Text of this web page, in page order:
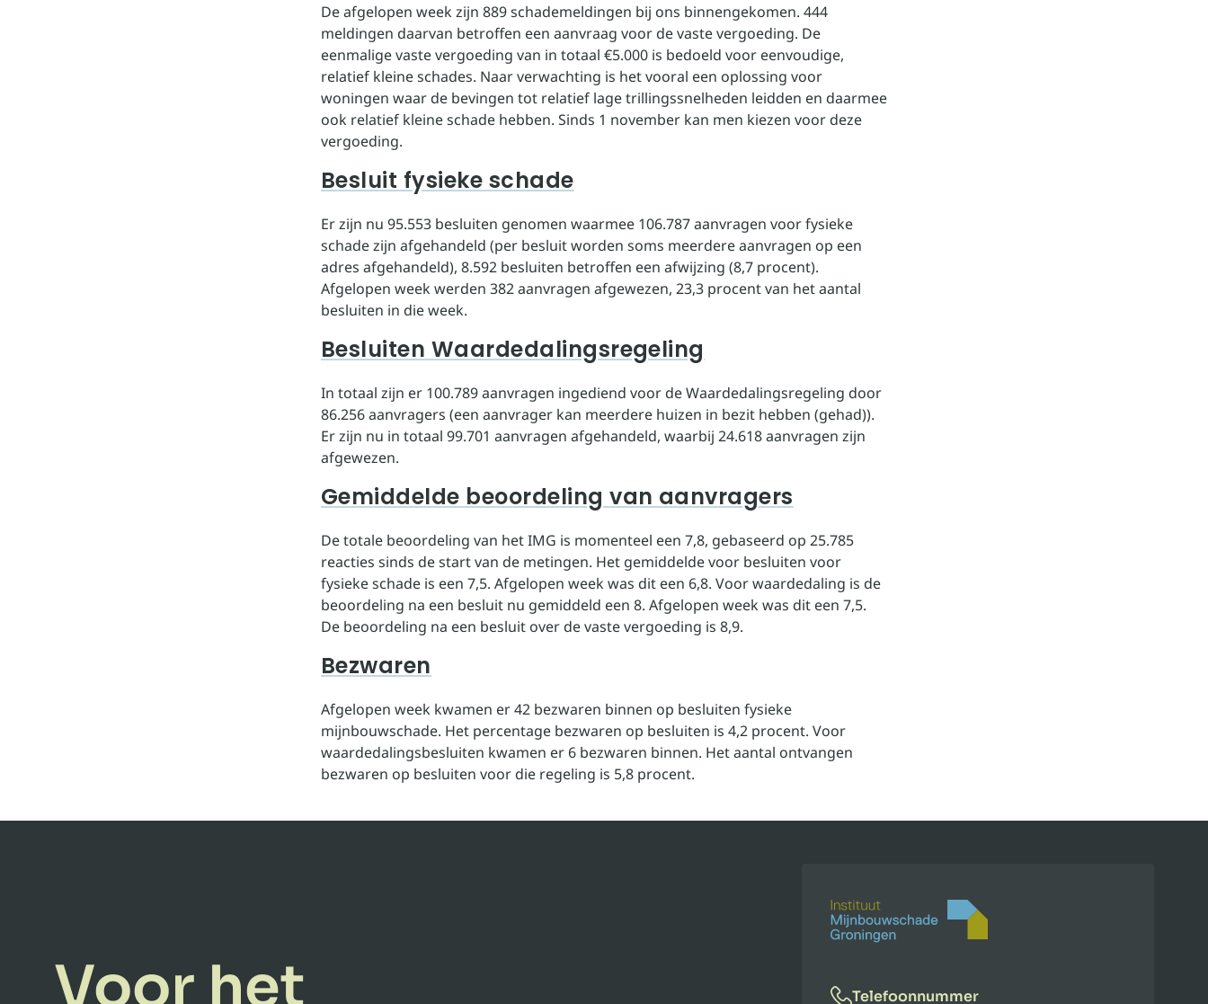
De afgelopen week zijn 889 schademeldingen bij ons binnengekomen. 444
meldingen daarvan betroffen een aanvraag voor de vaste vergoeding. De
eenmalige vaste vergoeding van in totaal €5.000 is bedoeld voor eenvoudige,
relatief kleine schades. Naar verwachting is het vooral een oplossing voor
woningen waar de bevingen tot relatief lage trillingssnelheden leidden en daarmee
ook relatief kleine schade hebben. Sinds 1 november kan men kiezen voor deze
vergoeding.
Besluit fysieke schade
Er zijn nu 95.553 besluiten genomen waarmee 106.787 aanvragen voor fysieke
schade zijn afgehandeld (per besluit worden soms meerdere aanvragen op een
adres afgehandeld), 8.592 besluiten betroffen een afwijzing (8,7 procent).
Afgelopen week werden 382 aanvragen afgewezen, 23,3 procent van het aantal
besluiten in die week.
Besluiten Waardedalingsregeling
In totaal zijn er 100.789 aanvragen ingediend voor de Waardedalingsregeling door
86.256 aanvragers (een aanvrager kan meerdere huizen in bezit hebben (gehad)).
Er zijn nu in totaal 99.701 aanvragen afgehandeld, waarbij 24.618 aanvragen zijn
afgewezen.
Gemiddelde beoordeling van aanvragers
De totale beoordeling van het IMG is momenteel een 7,8, gebaseerd op 25.785
reacties sinds de start van de metingen. Het gemiddelde voor besluiten voor
fysieke schade is een 7,5. Afgelopen week was dit een 6,8. Voor waardedaling is de
beoordeling na een besluit nu gemiddeld een 8. Afgelopen week was dit een 7,5.
De beoordeling na een besluit over de vaste vergoeding is 8,9.
Bezwaren
Afgelopen week kwamen er 42 bezwaren binnen op besluiten fysieke
mijnbouwschade. Het percentage bezwaren op besluiten is 4,2 procent. Voor
waardedalingsbesluiten kwamen er 6 bezwaren binnen. Het aantal ontvangen
bezwaren op besluiten voor die regeling is 5,8 procent.
Voor het Telefoonnummer